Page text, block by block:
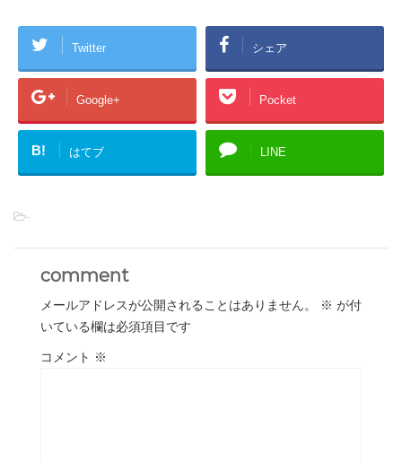
Twitter シェア
Google+ Pocket
B! はてブ LINE
-
comment
メールアドレスが公開されることはありません。 ※ が付
いている欄は必須項目です
コメント ※